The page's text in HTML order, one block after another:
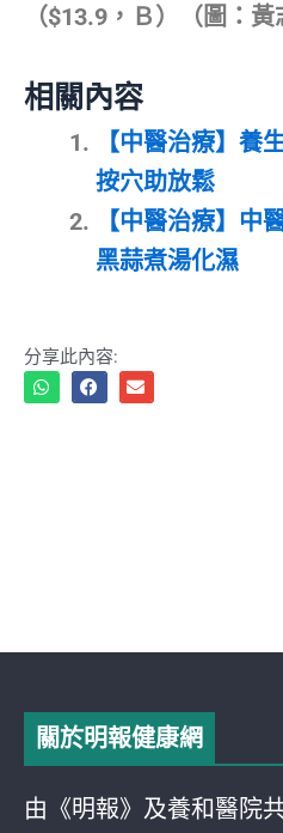
（$13.9，Ｂ）（圖：
相關內容
【中醫治療】養
按穴助放鬆
【中醫治療】中
黑蒜煮湯化濕
分享此內容:
關於明報健康網
由《明報》及養和醫院